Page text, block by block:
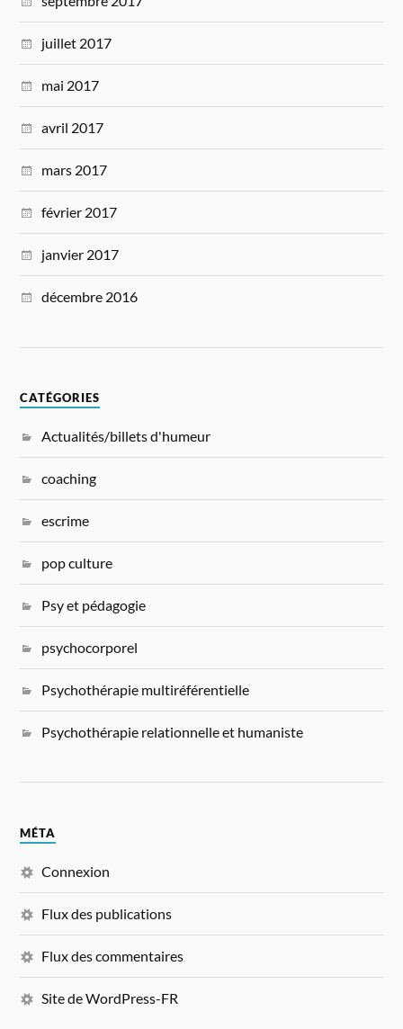
juillet 2017
mai 2017
avril 2017
mars 2017
février 2017
janvier 2017
décembre 2016
CATÉGORIES
Actualités/billets d'humeur
coaching
escrime
pop culture
Psy et pédagogie
psychocorporel
Psychothérapie multiréférentielle
Psychothérapie relationnelle et humaniste
MÉTA
Connexion
Flux des publications
Flux des commentaires
Site de WordPress-FR